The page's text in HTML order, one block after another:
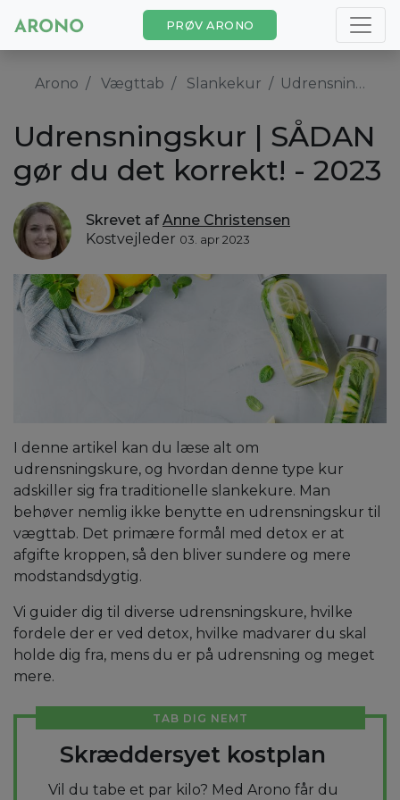
PRØV ARONO
Arono Vægttab Slankekur Udrensningskur | SÅDAN gør du det korrekt! - 2023
Udrensningskur | SÅDAN
gør du det korrekt! - 2023
Skrevet afAnne Christensen
Kostvejleder 03. apr 2023
I denne artikel kan du læse alt om
udrensningskure, og hvordan denne type kur
adskiller sig fra traditionelle slankekure. Man
behøver nemlig ikke benytte en udrensningskur til
vægttab. Det primære formål med detox er at
afgifte kroppen, så den bliver sundere og mere
modstandsdygtig.
Vi guider dig til diverse udrensningskure, hvilke
fordele der er ved detox, hvilke madvarer du skal
holde dig fra, mens du er på udrensning og meget
mere.
TAB DIG NEMT
Skræddersyet kostplan
Vil du tabe et par kilo? Med Arono får du